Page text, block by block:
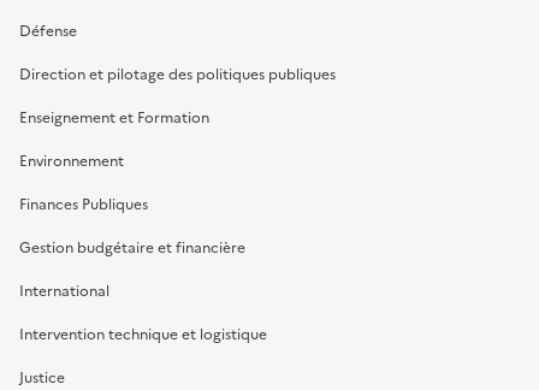
Défense
Direction et pilotage des politiques publiques
Enseignement et Formation
Environnement
Finances Publiques
Gestion budgétaire et financière
International
Intervention technique et logistique
Justice